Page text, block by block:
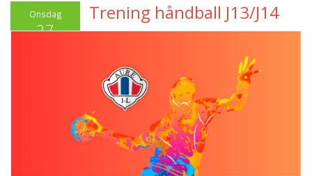
Onsdag
27
Trening håndball J13/J14